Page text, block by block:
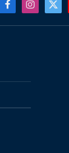
FacebookInstagram
X